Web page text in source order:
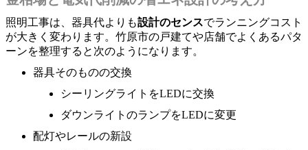
照明工事は、器具代よりも設計のセンスでランニングコスト
が大きく変わります。竹原市の戸建てや店舗でよくあるパタ
ーンを整理すると次のようになります。
器具そのものの交換
シーリングライトをLEDに交換
ダウンライトのランプをLEDに変更
配灯やレールの新設